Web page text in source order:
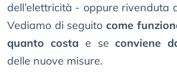
dell’elettricità - oppure rivenduta
Vediamo di seguito come
quanto costa e seconviene
delle nuove misure.